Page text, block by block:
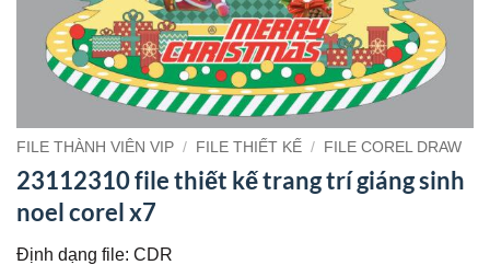
FILE THÀNH VIÊN VIP / FILE THIẾT KẾ / FILE COREL DRAW
23112310 file thiết kế trang trí giáng sinh
noel corel x7
Định dạng file: CDR